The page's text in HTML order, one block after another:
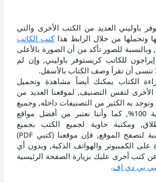
باوليني العديد من الكتب الأخرى والتي
وتحملها من خلال الرابط هذاكتب الكاتب
, وبالنسبة للصور تأكد من أن الصورة بالأعلى
للكاتب كريستوفر باوليني, وإن لم
تنسى أن تقرأ وصف الكتاب بالأسفل.
الكتاب يمكنك أيضاً مشاهدة وتحميل
لنفس التصنيف, لموقعنا العديد من
وتوجد به الكثير من التصنيفات داخله, وجميع
هذه الكتب مجانية 100%, كما وأننا نعتبر من أفضل مواقع
ومكتبة حاوية لجميع الكتب بجميع
تخصصاتها, وبالنسبة لتصفح الموقع, فإن موقعنا (كتبي PDF)
الكمبيوتر والهواتف الذكية, وبدون أي
كتب أخرى عليك بزيارة الصفحة الرئيسية
بي دي إف.